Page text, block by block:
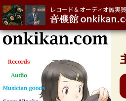
レコード＆オーディオ誠実